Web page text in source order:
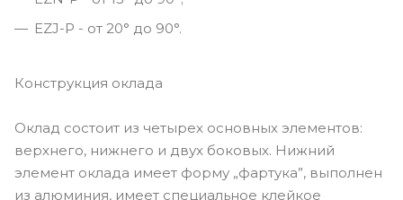
EZJ-P - от 20° до 90°.
Конструкция оклада
Оклад состоит из четырех основных элементов:
верхнего, нижнего и двух боковых. Нижний
элемент оклада имеет форму „фартука”, выполнен
из алюминия, имеет специальное клейкое